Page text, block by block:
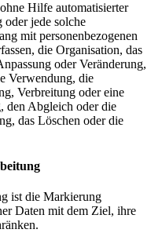
Hilfe automatisierter
oder jede solche
mit personenbezogenen
die Organisation, das
oder Veränderung,
Verwendung, die
Verbreitung oder eine
den Abgleich oder die
das Löschen oder die
ist die Markierung
Daten mit dem Ziel, ihre